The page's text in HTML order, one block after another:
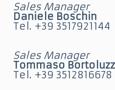
Sales Manager
Daniele Boschin
Tel. +39 3517921144
Sales Manager
Tommaso
Tel. +39 3512816678